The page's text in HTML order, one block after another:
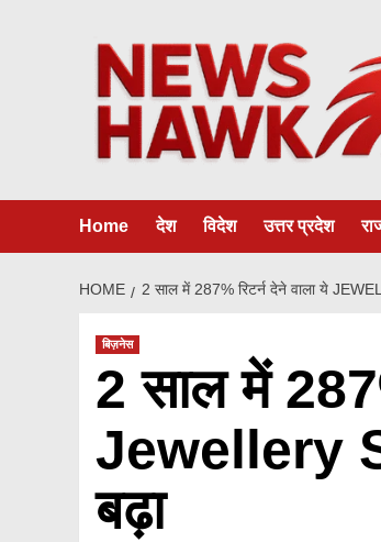
Home देश विदेश उत्तर प्रदेश
HOME 2 साल में 287% रिटर्न देने वाला ये
बिज़नेस
2 साल में
Jewellery
बढ़ा